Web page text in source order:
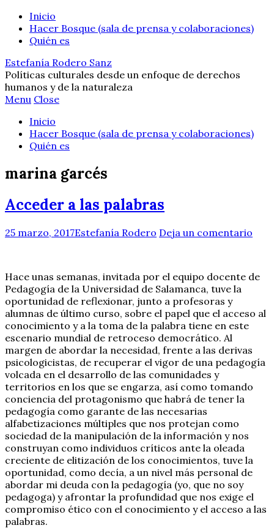
Inicio
Hacer Bosque (sala de prensa y colaboraciones)
Quién es
Estefanía Rodero Sanz
Políticas culturales desde un enfoque de derechos
humanos y de la naturaleza
Menu Close
Inicio
Hacer Bosque (sala de prensa y colaboraciones)
Quién es
marina garcés
Acceder a las palabras
25 marzo, 2017Estefanía Rodero Deja un comentario
Hace unas semanas, invitada por el equipo docente de
Pedagogía de la Universidad de Salamanca, tuve la
oportunidad de reflexionar, junto a profesoras y
alumnas de último curso, sobre el papel que el acceso al
conocimiento y a la toma de la palabra tiene en este
escenario mundial de retroceso democrático. Al
margen de abordar la necesidad, frente a las derivas
psicologicistas, de recuperar el vigor de una pedagogía
volcada en el desarrollo de las comunidades y
territorios en los que se engarza, así como tomando
conciencia del protagonismo que habrá de tener la
pedagogía como garante de las necesarias
alfabetizaciones múltiples que nos protejan como
sociedad de la manipulación de la información y nos
construyan como individuos críticos ante la oleada
creciente de elitización de los conocimientos, tuve la
oportunidad, como decía, a un nivel más personal de
abordar mi deuda con la pedagogía (yo, que no soy
pedagoga) y afrontar la profundidad que nos exige el
compromiso ético con el conocimiento y el acceso a las
palabras.